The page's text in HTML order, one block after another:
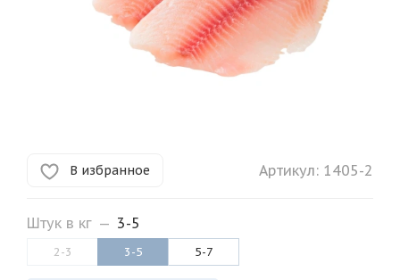
В избранное Артикул: 1405-2
Штук в кг — 3-5
2-3 3-5 5-7